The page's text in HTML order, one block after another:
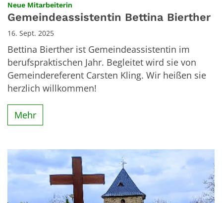
Neue Mitarbeiterin
Gemeindeassistentin Bettina Bierther
16. Sept. 2025
Bettina Bierther ist Gemeindeassistentin im
berufspraktischen Jahr. Begleitet wird sie von
Gemeindereferent Carsten Kling. Wir heißen sie
herzlich willkommen!
Mehr